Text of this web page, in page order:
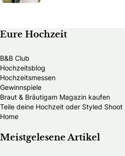
Eure Hochzeit
B&B Club
Hochzeitsblog
Hochzeitsmessen
Gewinnspiele
Braut & Bräutigam Magazin kaufen
Teile deine Hochzeit oder Styled Shoot
Home
Meistgelesene Artikel